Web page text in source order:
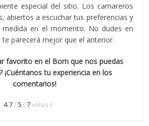
especial del sitio. Los camareros
abiertos a escuchar tus preferencias y
en el momento. No dudes en
parecerá mejor que el anterior.
favorito en el Born que nos puedas
¡Cuéntanos tu experiencia en los
comentarios!
4.7/ 5 ( 7votos )